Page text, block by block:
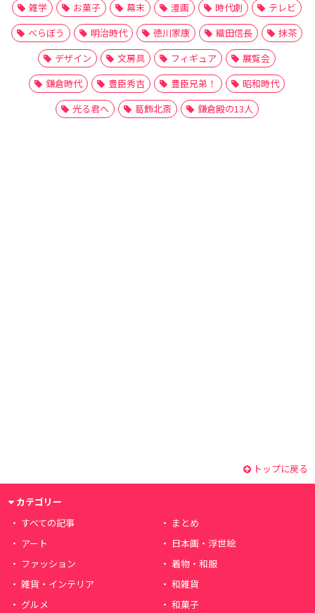
雑学
お菓子 幕末 漫画 時代劇
テレビ
べらぼう
明治時代 徳川家康 織田信長
抹茶
デザイン
文房具 フィギュア
展覧会
鎌倉時代
豊臣秀吉 豊臣兄弟！
昭和時代
光る君へ
葛飾北斎 鎌倉殿の13人
トップに戻る
カテゴリー
すべての記事
まとめ
アート
日本画・浮世絵
ファッション
着物・和服
雑貨・インテリア
和雑貨
グルメ
和菓子